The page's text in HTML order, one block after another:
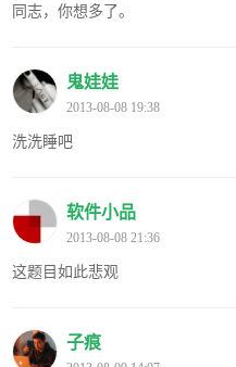
同志，你想多了。
鬼娃娃
2013-08-08 19:38
洗洗睡吧
软件小品
2013-08-08 21:36
这题目如此悲观
子痕